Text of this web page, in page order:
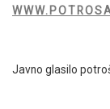
Javno glasilo